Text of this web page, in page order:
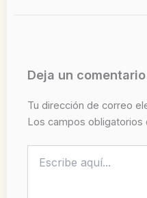
Deja un comentario
Tu dirección de correo
Los campos obligatorios
aquí...